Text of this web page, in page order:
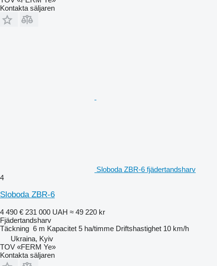
Kontakta säljaren
Sloboda ZBR-6 fjädertandsharv
4
Sloboda ZBR-6
4 490 € 231 000 UAH ≈ 49 220 kr
Fjädertandsharv
Täckning 6 m Kapacitet 5 ha/timme Driftshastighet 10 km/h
Ukraina, Kyiv
TOV «FERM Ye»
Kontakta säljaren